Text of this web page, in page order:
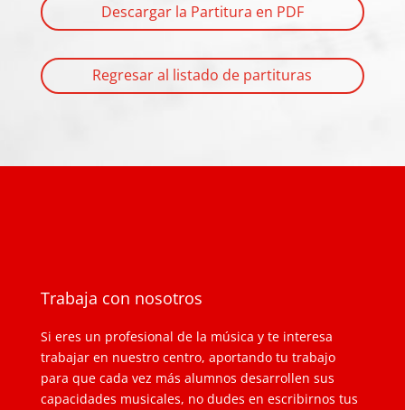
Descargar la Partitura en PDF
Regresar al listado de partituras
Trabaja con nosotros
Si eres un profesional de la música y te interesa
trabajar en nuestro centro, aportando tu trabajo
para que cada vez más alumnos desarrollen sus
capacidades musicales, no dudes en escribirnos tus